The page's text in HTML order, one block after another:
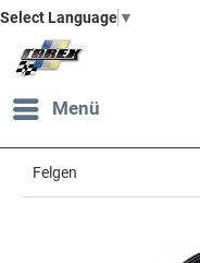
Select Language ▼
Menü
Felgen